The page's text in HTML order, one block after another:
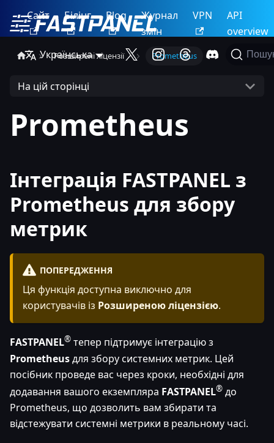
Сайт Білінг Blog
Журнал
змін
VPN
API
overview
Українська
Розширені ліцензії Prometheus
На цій сторінці
Prometheus
Інтеграція FASTPANEL з
Prometheus для збору
метрик
ПОПЕРЕДЖЕННЯ
Ця функція доступна виключно для
користувачів із Розширеною ліцензією.
FASTPANEL® тепер підтримує інтеграцію з
Prometheusдля збору системних метрик. Цей
посібник проведе вас через кроки, необхідні для
додавання вашого екземпляра FASTPANEL® до
Prometheus, що дозволить вам збирати та
відстежувати системні метрики в реальному часі.